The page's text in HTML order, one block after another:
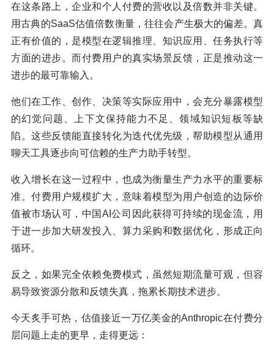
在这条路上，企业和个人付费的营收以及倍数并非关键。
用古典的SaaS估值倍数衡量，往往会产生极大的偏差。真
正有价值的，是模型在逻辑推理、知识应用、任务执行等
方面的进步。而付费用户的真实场景反馈，正是推动这一
进步的最可靠输入。
他们在工作、创作、决策等实际应用中，会充分暴露模型
的幻觉问题、上下文保持能力不足、领域知识短板等缺
陷。这些反馈能直接转化为迭代优先级，帮助模型从通用
聊天工具逐步向可信赖的生产力助手转型。
收入增长在这一过程中，也成为衡量生产力水平的重要标
准。付费用户规模扩大，意味着模型为用户创造的边际价
值被市场认可，中国AI公司因此获得可持续的现金流，用
于进一步加大研发投入、算力采购和数据优化，形成正向
循环。
反之，如果完全依赖免费模式，虽然短期流量可观，但容
易导致资源分散和反馈失真，拖累长期技术进步。
今天炙手可热，估值接近一万亿美金的Anthropic在付费分
层问题上走的更早，走得更远：